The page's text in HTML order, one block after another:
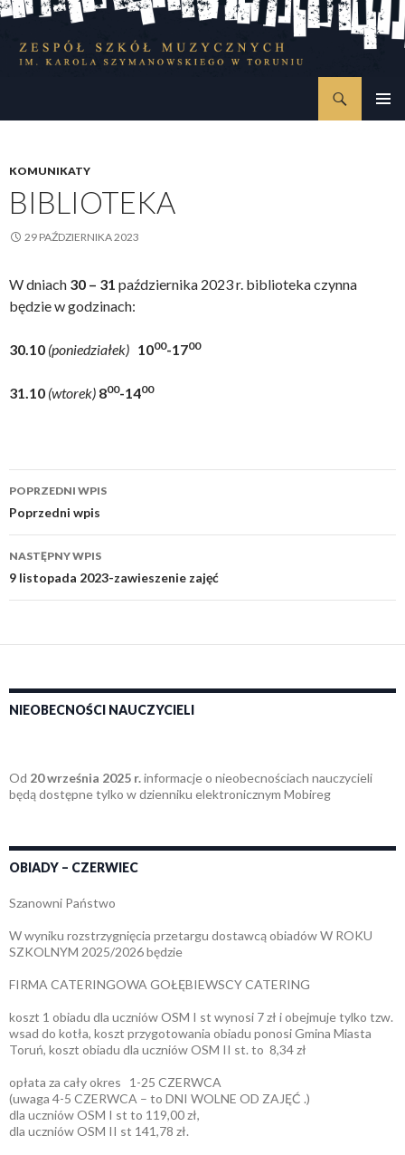
KOMUNIKATY
BIBLIOTEKA
29 PAŹDZIERNIKA 2023
W dniach 30 – 31 października 2023 r. biblioteka czynna
będzie w godzinach:
30.10 (poniedziałek) 1000-1700
31.10 (wtorek) 800-1400
Zobacz
wpisy
POPRZEDNI WPIS
Poprzedni wpis
NASTĘPNY WPIS
9 listopada 2023-zawieszenie zajęć
NIEOBECNOŚCI NAUCZYCIELI
Od 20 września 2025 r.informacje o nieobecnościach nauczycieli
będą dostępne tylko w dzienniku elektronicznym Mobireg
OBIADY – CZERWIEC
Szanowni Państwo
W wyniku rozstrzygnięcia przetargu dostawcą obiadów W ROKU
SZKOLNYM 2025/2026 będzie
FIRMA CATERINGOWA GOŁĘBIEWSCY CATERING
koszt 1 obiadu dla uczniów OSM I st wynosi 7 zł i obejmuje tylko tzw.
wsad do kotła, koszt przygotowania obiadu ponosi Gmina Miasta
Toruń, koszt obiadu dla uczniów OSM II st. to 8,34 zł
opłata za cały okres 1-25 CZERWCA
(uwaga 4-5 CZERWCA – to DNI WOLNE OD ZAJĘĆ .)
dla uczniów OSM I st to 119,00 zł,
dla uczniów OSM II st 141,78 zł.